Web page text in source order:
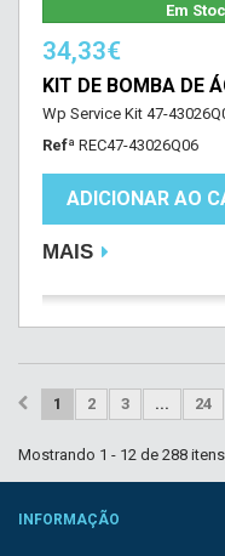
Em
34,33€
KIT DE BOMBA DE
Wp Service Kit 47-
Refª REC47-43026Q06
ADICIONAR AO
MAIS
1 2 3 ... 24
Mostrando 1 - 12 de 288 itens
INFORMAÇÃO